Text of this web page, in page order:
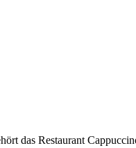
das Restaurant